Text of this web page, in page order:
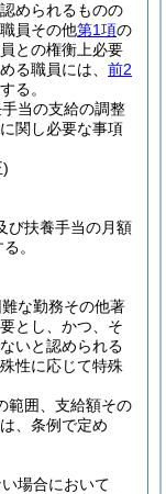
められるものの
員その他第1項の
との権衡上必要
る職員には、 前2
る。
当の支給の調整
関し必要な事項
)
び扶養手当の月額
。
な勤務その他著
とし、かつ、そ
いと認められる
性に応じて特殊
範囲、支給額その
、条例で定め
場合において